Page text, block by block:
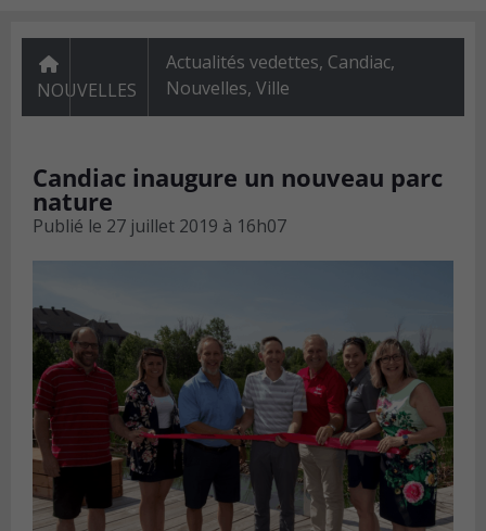
NOUVELLES
Actualités vedettes, Candiac,
Nouvelles,Ville
Candiac inaugure un nouveau parc
nature
Publié le 27 juillet 2019 à 16h07